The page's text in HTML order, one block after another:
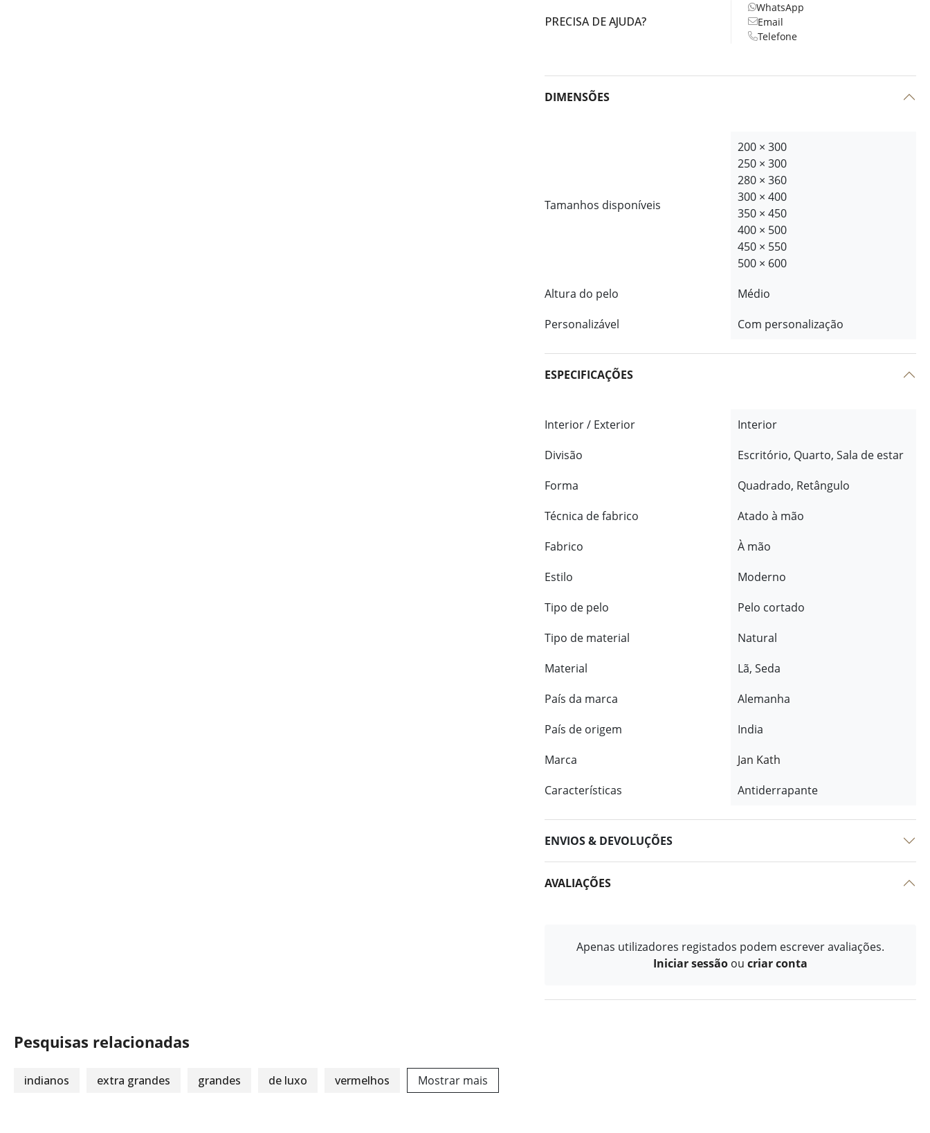
PRECISA DE AJUDA?
WhatsApp
Email
Telefone
DIMENSÕES
Tamanhos disponíveis
200 × 300
250 × 300
280 × 360
300 × 400
350 × 450
400 × 500
450 × 550
500 × 600
Altura do pelo
Médio
Personalizável
Com personalização
ESPECIFICAÇÕES
Interior / Exterior
Interior
Divisão
Escritório, Quarto, Sala de estar
Forma
Quadrado, Retângulo
Técnica de fabrico
Atado à mão
Fabrico
À mão
Estilo
Moderno
Tipo de pelo
Pelo cortado
Tipo de material
Natural
Material
Lã, Seda
País da marca
Alemanha
País de origem
India
Marca
Jan Kath
Características
Antiderrapante
ENVIOS & DEVOLUÇÕES
AVALIAÇÕES
Apenas utilizadores registados podem escrever avaliações.
Iniciar sessão ou criar conta
Pesquisas relacionadas
indianos extra grandes grandes de luxo vermelhos Mostrar mais